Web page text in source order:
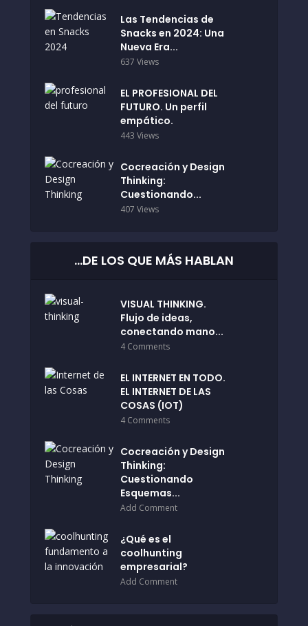
Las Tendencias de
Snacks en 2024: Una
Nueva Era...
637 Views
EL PROFESIONAL DEL
FUTURO. Un perfil
empático.
443 Views
Cocreación y Design
Thinking:
Cuestionando...
407 Views
…DE LOS QUE MÁS HABLAN
VISUAL THINKING.
Flujo de ideas,
conectando mano...
4 Comments
EL INTERNET EN TODO.
EL INTERNET DE LAS
COSAS (IOT)
4 Comments
Cocreación y Design
Thinking:
Cuestionando
Esquemas...
Add Comment
¿Qué es el
coolhunting
empresarial?
Add Comment